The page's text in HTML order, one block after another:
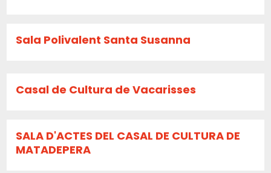
Sala Polivalent Santa Susanna
Casal de Cultura de Vacarisses
SALA D'ACTES DEL CASAL DE CULTURA DE
MATADEPERA